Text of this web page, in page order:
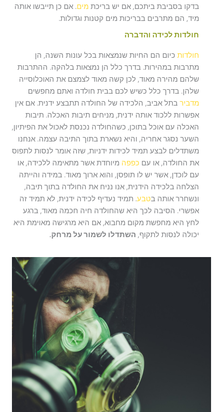
בדקו בסביבת ביתכם, אם יש בריכת מים. אם כן תייבשו אותה
מיד, הם מתרבים בבריכות מים קטנות וגדולות.
חולדות לכידה והדברה
חולדות כיום הם החיות שנמצאות בכל עונות השנה, הן
מתרבות במהירות. בדרך כלל הן נמצאות בלהקה. ההתרבות
שלהם מהירה מאוד, לכן קשה מאוד לצמצם את האוכלוסייה
שלהן. בדרך כלל כשיש לכם בבית חולדה ואתם מחפשים
מדביר בתל אביב, הלכידה של החולדה תתבצע ידנית. אם אין
אפשרות ללכוד אותה ידנית, מניחים תיבות האכלה. תיבות
האכלה עם אוכל בתוכן, כשהחולדה נכנסת לאכול את הפיתיון,
השער נסגר אחריה, והיא נשארת בתוך התיבה עצמה. אנחנו
משתדלים לבצע תמיד לכידות ידניות, שזה אומר לנסות לתפוס
את החולדה, או עם כפפה מיוחדת אשר מתאימה ללכידה, או
עם לוכדן, אשר יש לו תופסן, והוא ארוך מאוד. במידה והייתה
הצלחה בלכידה הידנית, אנו נניח את החולדה בתוך תיבה,
ונשחרר אותה בטבע. תמיד נעדיף לכידה ידנית, לא תמיד זה
אפשרי. הסיבה לכך היא שהחולדה חיה חכמה מאוד, ברגע
לחץ היא מחפשת מקום מחבוא, אם היא מרגישה מאוימת היא
יכולה לנסות לתקוף, השתדלו לשמור על מרחק.